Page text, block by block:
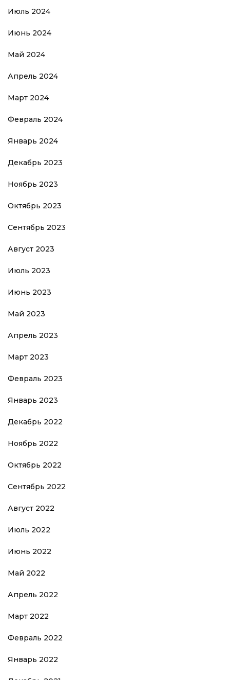
Июль 2024
Июнь 2024
Май 2024
Апрель 2024
Март 2024
Февраль 2024
Январь 2024
Декабрь 2023
Ноябрь 2023
Октябрь 2023
Сентябрь 2023
Август 2023
Июль 2023
Июнь 2023
Май 2023
Апрель 2023
Март 2023
Февраль 2023
Январь 2023
Декабрь 2022
Ноябрь 2022
Октябрь 2022
Сентябрь 2022
Август 2022
Июль 2022
Июнь 2022
Май 2022
Апрель 2022
Март 2022
Февраль 2022
Январь 2022